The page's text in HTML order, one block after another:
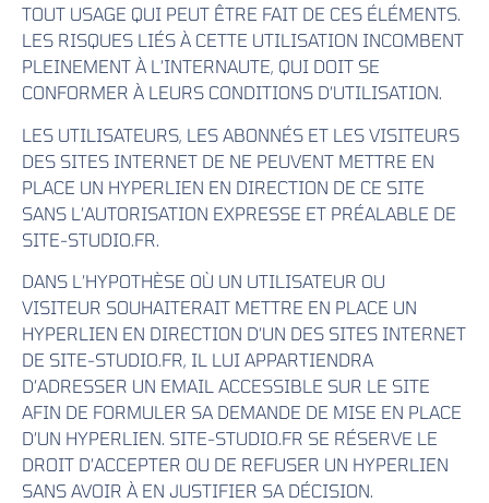
TOUT USAGE QUI PEUT ÊTRE FAIT DE CES ÉLÉMENTS.
LES RISQUES LIÉS À CETTE UTILISATION INCOMBENT
PLEINEMENT À L’INTERNAUTE, QUI DOIT SE
CONFORMER À LEURS CONDITIONS D’UTILISATION.
LES UTILISATEURS, LES ABONNÉS ET LES VISITEURS
DES SITES INTERNET DE NE PEUVENT METTRE EN
PLACE UN HYPERLIEN EN DIRECTION DE CE SITE
SANS L’AUTORISATION EXPRESSE ET PRÉALABLE DE
SITE-STUDIO.FR.
DANS L’HYPOTHÈSE OÙ UN UTILISATEUR OU
VISITEUR SOUHAITERAIT METTRE EN PLACE UN
HYPERLIEN EN DIRECTION D’UN DES SITES INTERNET
DE SITE-STUDIO.FR, IL LUI APPARTIENDRA
D’ADRESSER UN EMAIL ACCESSIBLE SUR LE SITE
AFIN DE FORMULER SA DEMANDE DE MISE EN PLACE
D’UN HYPERLIEN. SITE-STUDIO.FR SE RÉSERVE LE
DROIT D’ACCEPTER OU DE REFUSER UN HYPERLIEN
SANS AVOIR À EN JUSTIFIER SA DÉCISION.